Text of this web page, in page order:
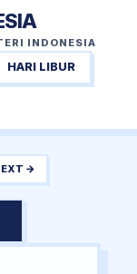
INDONESIA
HARI LIBUR
→